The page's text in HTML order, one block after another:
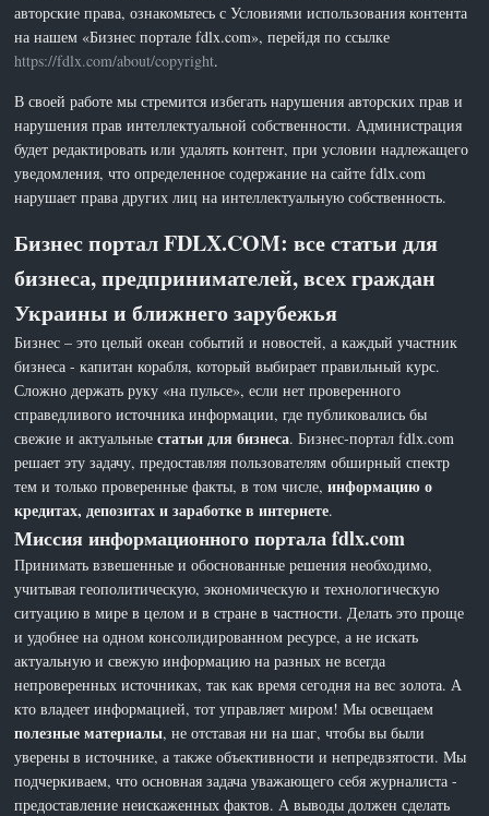
авторские права, ознакомьтесь с Условиями использования контента
на нашем «Бизнес портале fdlx.com», перейдя по ссылке
https://fdlx.com/about/copyright.
В своей работе мы стремится избегать нарушения авторских прав и
нарушения прав интеллектуальной собственности. Администрация
будет редактировать или удалять контент, при условии надлежащего
уведомления, что определенное содержание на сайте fdlx.com
нарушает права других лиц на интеллектуальную собственность.
Бизнес портал FDLX.COM: все статьи для
бизнеса, предпринимателей, всех граждан
Украины и ближнего зарубежья
Бизнес – это целый океан событий и новостей, а каждый участник
бизнеса - капитан корабля, который выбирает правильный курс.
Сложно держать руку «на пульсе», если нет проверенного
справедливого источника информации, где публиковались бы
свежие и актуальныестатьи для бизнеса. Бизнес-портал fdlx.com
решает эту задачу, предоставляя пользователям обширный спектр
тем и только проверенные факты, в том числе,информацию о
кредитах, депозитах и заработке в интернете.
Миссия информационного портала fdlx.com
Принимать взвешенные и обоснованные решения необходимо,
учитывая геополитическую, экономическую и технологическую
ситуацию в мире в целом и в стране в частности. Делать это проще
и удобнее на одном консолидированном ресурсе, а не искать
актуальную и свежую информацию на разных не всегда
непроверенных источниках, так как время сегодня на вес золота. А
кто владеет информацией, тот управляет миром! Мы освещаем
полезные материалы, не отставая ни на шаг, чтобы вы были
уверены в источнике, а также объективности и непредвзятости. Мы
подчеркиваем, что основная задача уважающего себя журналиста -
предоставление неискаженных фактов. А выводы должен сделать